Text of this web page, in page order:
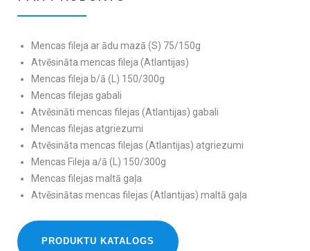
Mencas fileja ar ādu mazā (S) 75/150g
Atvēsināta mencas fileja (Atlantijas)
Mencas fileja b/ā (L) 150/300g
Mencas filejas gabali
Atvēsināti mencas filejas (Atlantijas) gabali
Mencas filejas atgriezumi
Atvēsināta mencas filejas (Atlantijas) atgriezumi
Mencas Fileja a/ā (L) 150/300g
Mencas filejas maltā gaļa
Atvēsinātas mencas filejas (Atlantijas) maltā gaļa
PRODUKTU KATALOGS